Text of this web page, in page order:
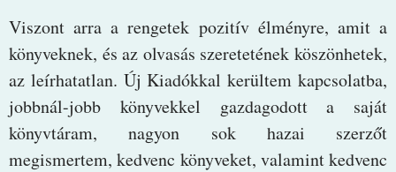
Viszont arra a rengetek pozitív élményre, amit a
könyveknek, és az olvasás szeretetének köszönhetek,
az leírhatatlan. Új Kiadókkal kerültem kapcsolatba,
jobbnál-jobb könyvekkel gazdagodott a saját
könyvtáram, nagyon sok hazai szerzőt
megismertem, kedvenc könyveket, valamint kedvenc